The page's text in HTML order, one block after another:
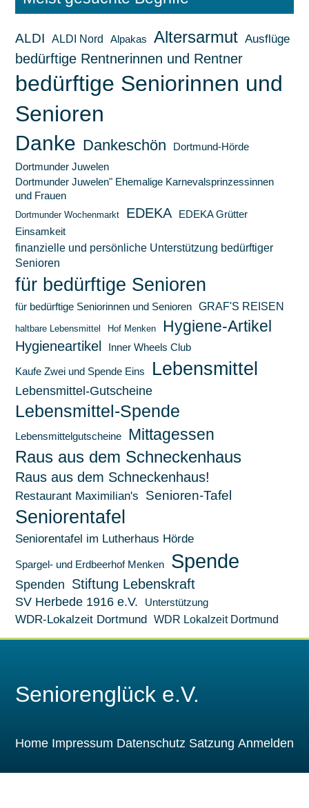
ALDI ALDI Nord Alpakas Altersarmut Ausflüge
bedürftige Rentnerinnen und Rentner
bedürftige Seniorinnen und
Senioren
Danke Dankeschön
Dortmund-Hörde
Dortmunder Juwelen
Dortmunder Juwelen" Ehemalige Karnevalsprinzessinnen
und Frauen
Dortmunder Wochenmarkt EDEKA EDEKA Grütter
Einsamkeit
finanzielle und persönliche Unterstützung bedürftiger
Senioren
für bedürftige Senioren
für bedürftige Seniorinnen und Senioren GRAF'S REISEN
haltbare Lebensmittel Hof Menken Hygiene-Artikel
Hygieneartikel Inner Wheels Club
Kaufe Zwei und Spende Eins Lebensmittel
Lebensmittel-Gutscheine
Lebensmittel-Spende
Lebensmittelgutscheine Mittagessen
Raus aus dem Schneckenhaus
Raus aus dem Schneckenhaus!
Restaurant Maximilian's Senioren-Tafel
Seniorentafel
Seniorentafel im Lutherhaus Hörde
Spargel- und Erdbeerhof Menken Spende
Spenden Stiftung Lebenskraft
SV Herbede 1916 e.V. Unterstützung
WDR-Lokalzeit Dortmund WDR Lokalzeit Dortmund
Seniorenglück e.V.
Home Impressum Datenschutz Satzung Anmelden